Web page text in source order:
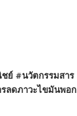
ย์ #นวัตกรรมสาร
ลดภาวะไขมันพอก